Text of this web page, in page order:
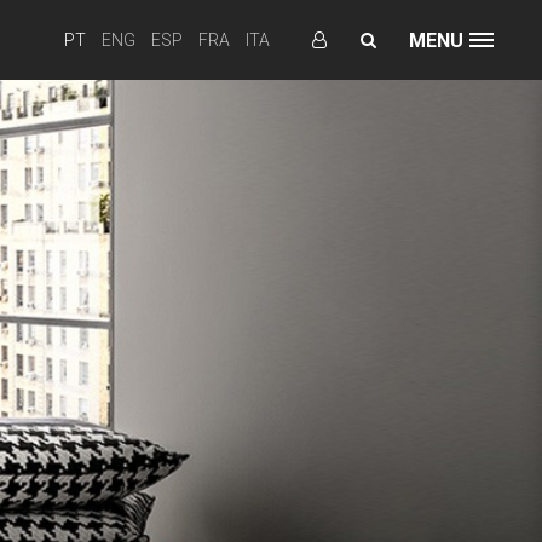
PT ENG ESP FRA ITA MENU